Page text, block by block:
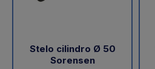
Stelo cilindro Ø 50
Sorensen